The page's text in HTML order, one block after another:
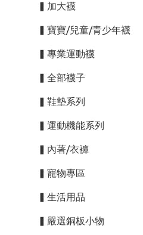
▍加大襪
▍寶寶/兒童/青少年襪
▍專業運動襪
▍全部襪子
▍鞋墊系列
▍運動機能系列
▍內著/衣褲
▍寵物專區
▍生活用品
▍嚴選銅板小物